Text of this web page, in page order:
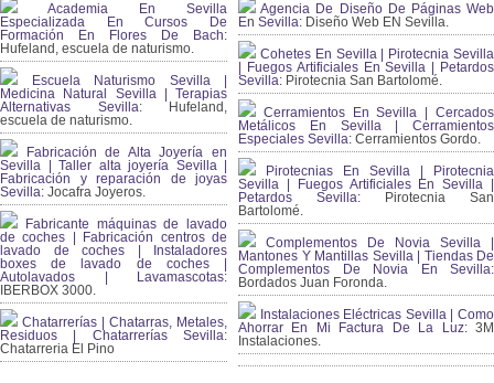
Academia En Sevilla
Especializada En Cursos De
Formación En Flores De Bach:
Hufeland, escuela de naturismo.
Escuela Naturismo Sevilla |
Medicina Natural Sevilla | Terapias
Alternativas Sevilla: Hufeland,
escuela de naturismo.
Fabricación de Alta Joyería en
Sevilla | Taller alta joyería Sevilla |
Fabricación y reparación de joyas
Sevilla: Jocafra Joyeros.
Fabricante máquinas de lavado
de coches | Fabricación centros de
lavado de coches | Instaladores
boxes de lavado de coches |
Autolavados | Lavamascotas:
IBERBOX 3000.
Chatarrerías | Chatarras, Metales,
Residuos | Chatarrerías Sevilla:
Chatarreria El Pino
Agencia De Diseño De Páginas Web
En Sevilla: Diseño Web EN Sevilla.
Cohetes En Sevilla | Pirotecnia Sevilla
| Fuegos Artificiales En Sevilla | Petardos
Sevilla: Pirotecnia San Bartolomé.
Cerramientos En Sevilla | Cercados
Metálicos En Sevilla | Cerramientos
Especiales Sevilla: Cerramientos Gordo.
Pirotecnias En Sevilla | Pirotecnia
Sevilla | Fuegos Artificiales En Sevilla |
Petardos Sevilla: Pirotecnia San
Bartolomé.
Complementos De Novia Sevilla |
Mantones Y Mantillas Sevilla | Tiendas De
Complementos De Novia En Sevilla:
Bordados Juan Foronda.
Instalaciones Eléctricas Sevilla | Como
Ahorrar En Mi Factura De La Luz:3M
Instalaciones.